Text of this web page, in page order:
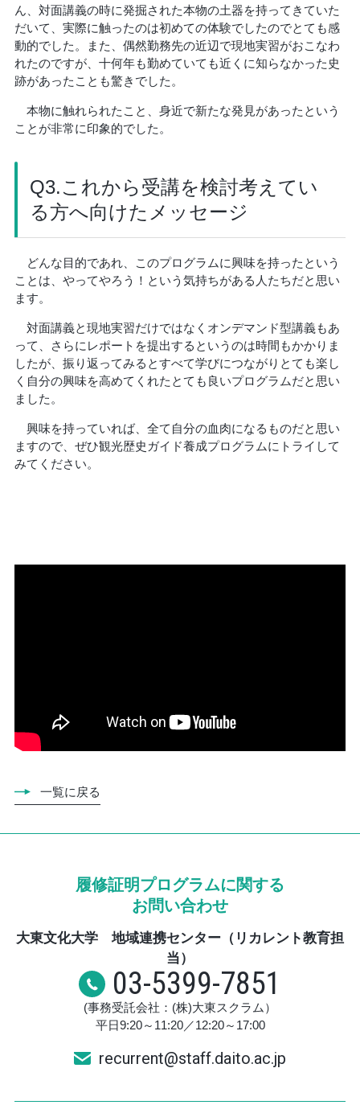
ん、対面講義の時に発掘された本物の土器を持ってきていた
だいて、実際に触ったのは初めての体験でしたのでとても感
動的でした。また、偶然勤務先の近辺で現地実習がおこなわ
れたのですが、十何年も勤めていても近くに知らなかった史
跡があったことも驚きでした。
本物に触れられたこと、身近で新たな発見があったという
ことが非常に印象的でした。
Q3.これから受講を検討考えてい
る方へ向けたメッセージ
どんな目的であれ、このプログラムに興味を持ったという
ことは、やってやろう！という気持ちがある人たちだと思い
ます。
対面講義と現地実習だけではなくオンデマンド型講義もあ
って、さらにレポートを提出するというのは時間もかかりま
したが、振り返ってみるとすべて学びにつながりとても楽し
く自分の興味を高めてくれたとても良いプログラムだと思い
ました。
興味を持っていれば、全て自分の血肉になるものだと思い
ますので、ぜひ観光歴史ガイド養成プログラムにトライして
みてください。
一覧に戻る
履修証明プログラムに関する
お問い合わせ
大東文化大学 地域連携センター（リカレント教育担
当）
03-5399-7851
(事務受託会社：(株)大東スクラム）
平日9:20～11:20／12:20～17:00
recurrent@staff.daito.ac.jp